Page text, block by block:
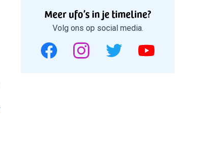
Meer ufo’s in je timeline?
Volg ons op social media.